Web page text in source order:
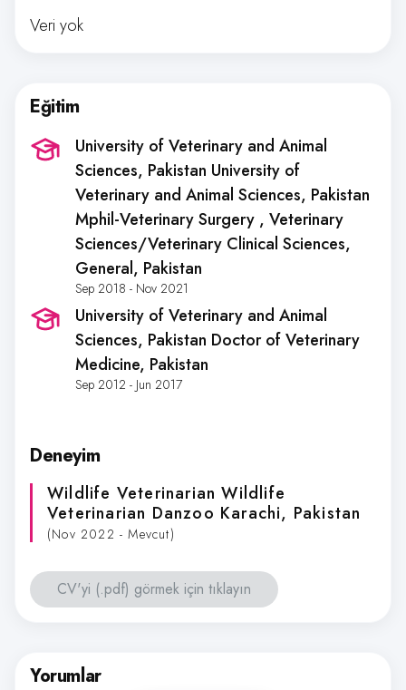
Veri yok
Eğitim
University of Veterinary and Animal
Sciences, Pakistan University of
Veterinary and Animal Sciences, Pakistan
Mphil-Veterinary Surgery , Veterinary
Sciences/Veterinary Clinical Sciences,
General, Pakistan
Sep 2018 - Nov 2021
University of Veterinary and Animal
Sciences, Pakistan Doctor of Veterinary
Medicine, Pakistan
Sep 2012 - Jun 2017
Deneyim
Wildlife Veterinarian Wildlife
Veterinarian Danzoo Karachi, Pakistan
(Nov 2022 - Mevcut)
CV'yi (.pdf) görmek için tıklayın
Yorumlar